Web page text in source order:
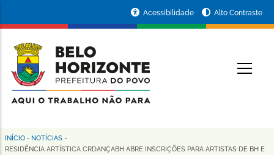
conteúdo
principal
da
Prefeitura
de
Horizonte
Acessibilidade Alto Contraste
Trilha
INÍCIO - NOTÍCIAS -
RESIDÊNCIA ARTÍSTICA CRDANÇABH ABRE INSCRIÇÕES PARA ARTISTAS DE BH E